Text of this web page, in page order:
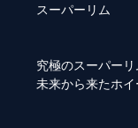
スーパーリム
究極のスーパーリ
未来から来たホイ